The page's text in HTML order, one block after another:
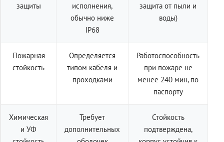
защиты
исполнения,
обычно ниже
IP68
защита от пыли и
воды)
Пожарная
стойкость
Определяется
типом кабеля и
проходками
Работоспособность
при пожаре не
менее 240 мин, по
паспорту
Химическая
и УФ
Требует
дополнительных
Стойкость
подтверждена,